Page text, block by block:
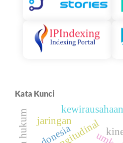
Kata Kunci
jaringan